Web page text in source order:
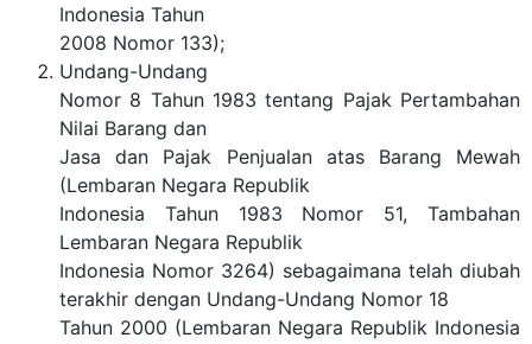
Indonesia Tahun
2008 Nomor 133);
Undang-Undang
Nomor 8 Tahun 1983 tentang Pajak Pertambahan
Nilai Barang dan
Jasa dan Pajak Penjualan atas Barang Mewah
(Lembaran Negara Republik
Indonesia Tahun 1983 Nomor 51, Tambahan
Lembaran Negara Republik
Indonesia Nomor 3264) sebagaimana telah diubah
terakhir dengan Undang-Undang Nomor 18
Tahun 2000 (Lembaran Negara Republik Indonesia